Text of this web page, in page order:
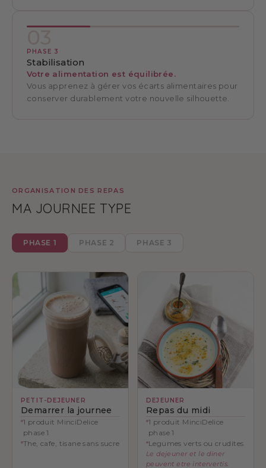
PHASE 3
Stabilisation
Votre alimentation est équilibrée.
Vous apprenez à gérer vos écarts alimentaires pour
conserver durablement votre nouvelle silhouette.
ORGANISATION DES REPAS
MA JOURNEE TYPE
PHASE 1 PHASE 2 PHASE 3
PETIT-DEJEUNER
Demarrer la journee
1 produit MinciDelice
phase 1
The, cafe, tisane sans sucre
DEJEUNER
Repas du midi
1 produit MinciDelice
phase 1
Legumes verts ou crudites
Le dejeuner et le diner
peuvent etre intervertis.